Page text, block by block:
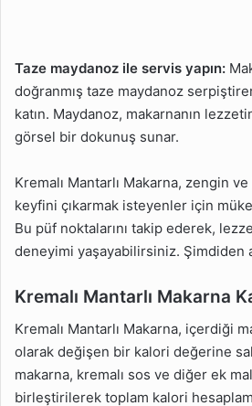
Taze maydanoz ile servis yapın:
doğranmış taze maydanoz
katın. Maydanoz, makarnanın
görsel bir dokunuş sunar.
Kremalı Mantarlı Makarna, zengin
keyfini çıkarmak isteyenler için
Bu püf noktalarını takip ederek,
deneyimi yaşayabilirsiniz. Şimdiden
Kremalı Mantarlı Makarna
Kremalı Mantarlı Makarna, içerdiği
olarak değişen bir kalori değerine
makarna, kremalı sos ve diğer ek
birleştirilerek toplam kalori